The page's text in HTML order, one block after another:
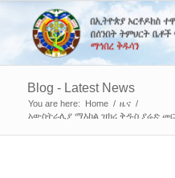
Blog - Latest News
You are here: Home / ዜና /
አውስትራሊያ ማእከል ዝክረ ቅዱስ ያሬድ መርሐ